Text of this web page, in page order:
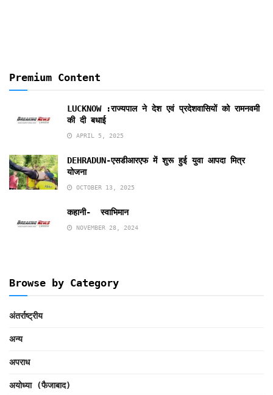
Premium Content
LUCKNOW :राज्यपाल ने देश एवं प्रदेशवासियों को रामनवमी
की दी बधाई
APRIL 5, 2025
DEHRADUN-एसडीआरएफ में शुरू हुई युवा आपदा मित्र
योजना
OCTOBER 13, 2025
कहानी- स्वाभिमान
NOVEMBER 28, 2024
Browse by Category
अंतर्राष्ट्रीय
अन्य
अपराध
अयोध्या (फैजाबाद)